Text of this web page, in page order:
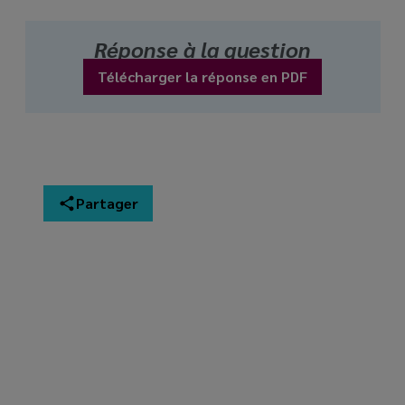
Réponse à la question
Télécharger la réponse en PDF
Partager